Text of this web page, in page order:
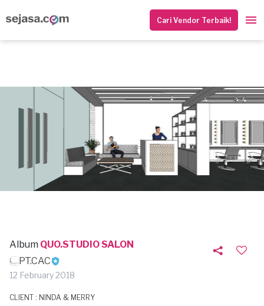
Cari Vendor Terbaik!
Album QUO.STUDIO SALON
PT.CAC
12 February 2018
CLIENT : NINDA & MERRY